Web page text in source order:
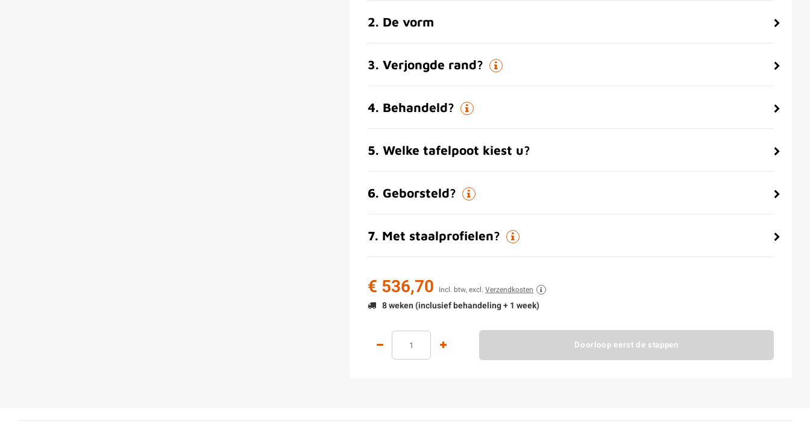
2. De vorm
3. Verjongde rand?
4. Behandeld?
5. Welke tafelpoot kiest u?
6. Geborsteld?
7. Met staalprofielen?
€ 536,70 Incl. btw, excl. Verzendkosten
8 weken (inclusief behandeling + 1 week)
Doorloop eerst de stappen